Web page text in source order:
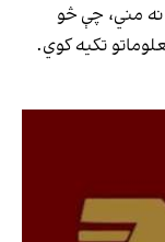
نه مني، چې څو
تکیه کوي.